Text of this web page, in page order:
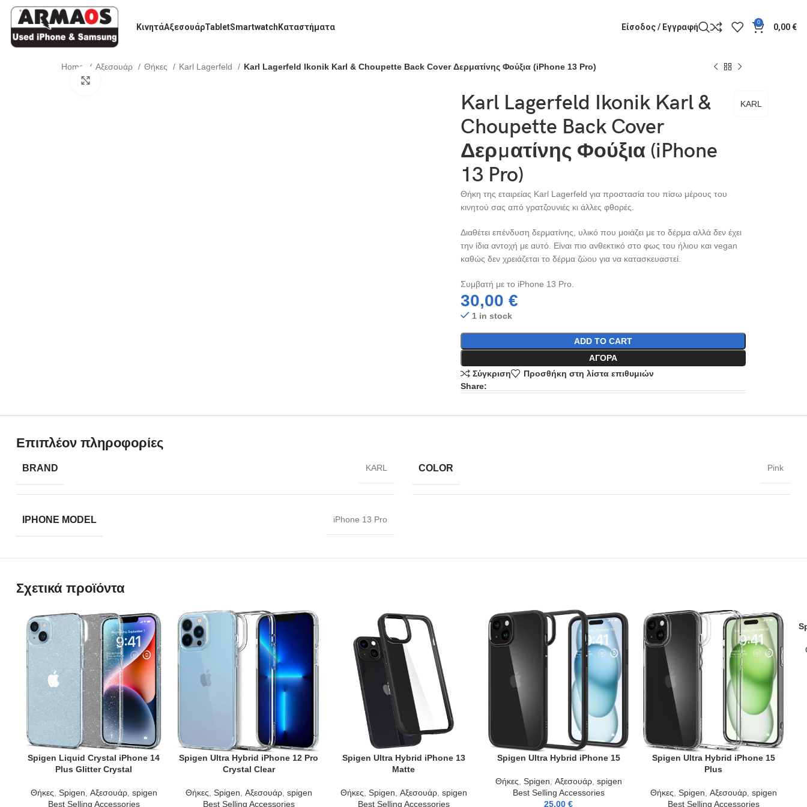
ΚινητάΑξεσουάρTabletSmartwatch Καταστήματα Είσοδος / Εγγραφή 0 0,00€
Home Αξεσουάρ Θήκες Karl Lagerfeld Karl Lagerfeld Ikonik Karl & Choupette Back Cover Δερματίνης Φούξια (iPhone 13 Pro)
Karl Lagerfeld Ikonik Karl &
Choupette Back Cover
Δερματίνης Φούξια (iPhone
13 Pro)
KARL
Θήκη της εταιρείας Karl Lagerfeld για προστασία του πίσω μέρους του
κινητού σας από γρατζουνιές κι άλλες φθορές.
Διαθέτει επένδυση δερματίνης, υλικό που μοιάζει με το δέρμα αλλά δεν έχει
την ίδια αντοχή με αυτό. Είναι πιο ανθεκτικό στο φως του ήλιου και vegan
καθώς δεν χρειάζεται το δέρμα ζώου για να κατασκευαστεί.
Συμβατή με το iPhone 13 Pro.
30,00 €
1 in stock
ADD TO CART
ΑΓΟΡΆ
Σύγκριση
Προσθήκη στη λίστα επιθυμιών
Share:
Επιπλέον πληροφορίες
BRAND KARL COLOR Pink
IPHONE MODEL iPhone 13 Pro
Σχετικά προϊόντα
ADD TO CART
Spigen Liquid Crystal iPhone 14
Plus Glitter Crystal
Θήκες Spigen Αξεσουάρ, spigen
Best Selling Accessories
ADD TO CART
Spigen Ultra Hybrid iPhone 12 Pro
Crystal Clear
Θήκες Spigen Αξεσουάρ, spigen
Best Selling Accessories
ADD TO CART
Spigen Ultra Hybrid iPhone 13
Matte
Θήκες Spigen Αξεσουάρ, spigen
Best Selling Accessories
ADD TO CART
Spigen Ultra Hybrid iPhone 15
Θήκες Spigen Αξεσουάρ, spigen
Best Selling Accessories
25,00 €
ADD TO CART
Spigen Ultra Hybrid iPhone 15
Plus
Θήκες Spigen Αξεσουάρ, spigen
Best Selling Accessories